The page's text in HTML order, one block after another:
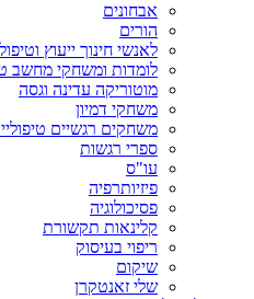
אבחונים
הורים
לאנשי חינוך ייעוץ וטיפול
לומדות ומשחקי מחשב
מוטוריקה עדינה וגסה
משחקי דמיון
משחקים רגשיים
ספרי רגשות
עו"ס
פיזיותרפיה
פסיכולוגיה
קלינאות תקשורת
ריפוי בעיסוק
שיקום
שלי זאנטקרן